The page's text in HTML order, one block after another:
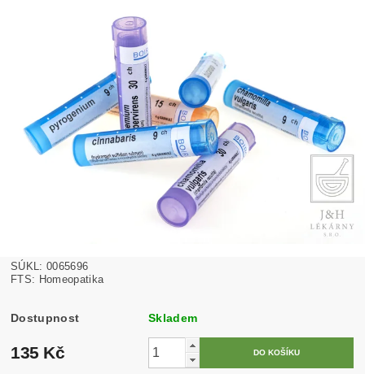
SÚKL: 0065696
FTS: Homeopatika
Dostupnost Skladem
135 Kč